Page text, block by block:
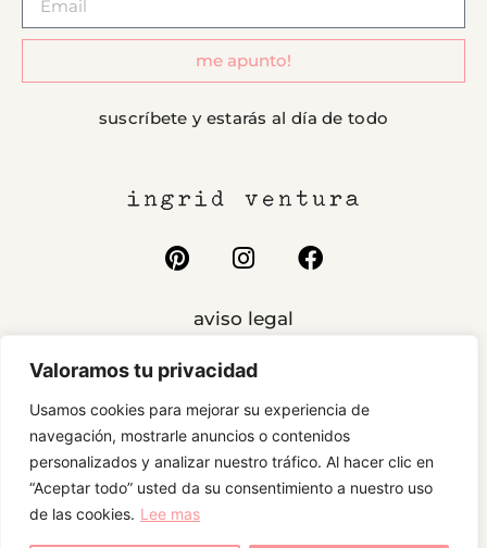
Valoramos tu privacidad
Usamos cookies para mejorar su experiencia de
navegación, mostrarle anuncios o contenidos
personalizados y analizar nuestro tráfico. Al hacer clic en
“Aceptar todo” usted da su consentimiento a nuestro uso
de las cookies. Lee mas
me apunto!
suscríbete y estarás al día de todo
aviso legal
privacidad